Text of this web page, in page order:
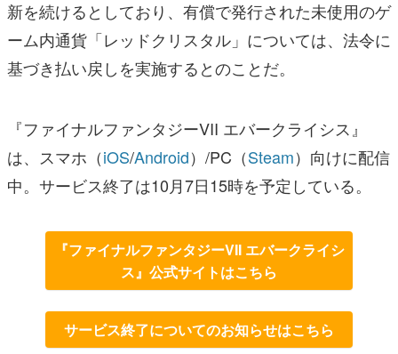
新を続けるとしており、有償で発行された未使用のゲ
ーム内通貨「レッドクリスタル」については、法令に
基づき払い戻しを実施するとのことだ。
『ファイナルファンタジーVII エバークライシス』
は、スマホ（iOS/Android）/PC（Steam）向けに配信
中。サービス終了は10月7日15時を予定している。
『ファイナルファンタジーVII エバークライシ
ス』公式サイトはこちら
サービス終了についてのお知らせはこちら